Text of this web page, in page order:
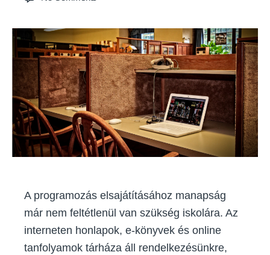
online
tanfolyamok
programozóknak
A programozás elsajátításához manapság
már nem feltétlenül van szükség iskolára. Az
interneten honlapok, e-könyvek és online
tanfolyamok tárháza áll rendelkezésünkre,